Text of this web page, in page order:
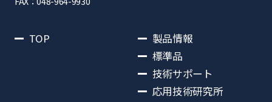
TOP
製品情報
標準品
技術サポート
応用技術研究所